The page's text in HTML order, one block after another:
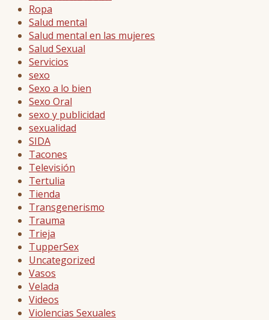
Ropa
Salud mental
Salud mental en las mujeres
Salud Sexual
Servicios
sexo
Sexo a lo bien
Sexo Oral
sexo y publicidad
sexualidad
SIDA
Tacones
Televisión
Tertulia
Tienda
Transgenerismo
Trauma
Trieja
TupperSex
Uncategorized
Vasos
Velada
Videos
Violencias Sexuales